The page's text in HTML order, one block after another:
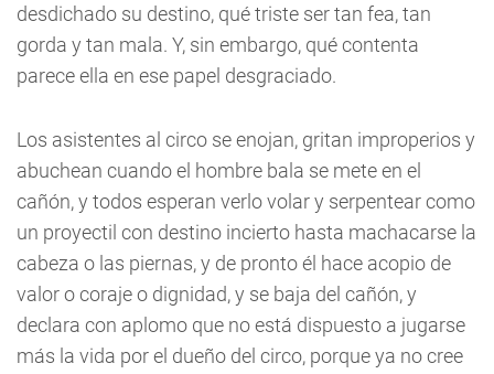
desdichado su destino, qué triste ser tan fea, tan
gorda y tan mala. Y, sin embargo, qué contenta
parece ella en ese papel desgraciado.
Los asistentes al circo se enojan, gritan improperios y
abuchean cuando el hombre bala se mete en el
cañón, y todos esperan verlo volar y serpentear como
un proyectil con destino incierto hasta machacarse la
cabeza o las piernas, y de pronto él hace acopio de
valor o coraje o dignidad, y se baja del cañón, y
declara con aplomo que no está dispuesto a jugarse
más la vida por el dueño del circo, porque ya no cree